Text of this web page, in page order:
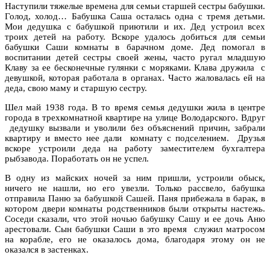
Наступили тяжелые времена для семьи старшей сестры бабушки.
Голод, холод… Бабушка Саша осталась одна с тремя детьми.
Мои дедушка с бабушкой приютили и их. Дед устроил всех
троих детей на работу. Вскоре удалось добиться для семьи
бабушки Саши комнаты в барачном доме. Дед помогал в
воспитании детей сестры своей жены, часто ругал младшую
Клаву за ее бесконечные гулянки с моряками. Клава дружила с
девушкой, которая работала в органах. Часто жаловалась ей на
деда, свою маму и старшую сестру.
Шел май 1938 года. В то время семья дедушки жила в центре
города в трехкомнатной квартире на улице Володарского. Вдруг
дедушку вызвали и уволили без объяснений причин, забрали
квартиру и вместо нее дали комнату с подселением. Друзья
вскоре устроили деда на работу заместителем бухгалтера
рыбзавода. Поработать он не успел.
В одну из майских ночей за ним пришли, устроили обыск,
ничего не нашли, но его увезли. Только рассвело, бабушка
отправила Паню за бабушкой Сашей. Паня прибежала в барак, в
котором двери комнаты родственников были открыты настежь.
Соседи сказали, что этой ночью бабушку Сашу и ее дочь Аню
арестовали. Сын бабушки Саши в это время служил матросом
на корабле, его не оказалось дома, благодаря этому он не
оказался в застенках.